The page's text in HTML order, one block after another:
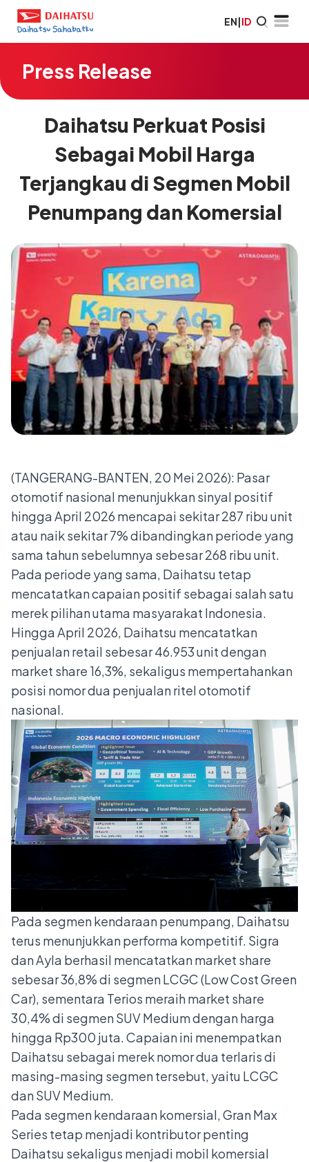
EN|ID
Press Release
Daihatsu Perkuat Posisi
Sebagai Mobil Harga
Terjangkau di Segmen Mobil
Penumpang dan Komersial
(TANGERANG-BANTEN, 20 Mei 2026): Pasar
otomotif nasional menunjukkan sinyal positif
hingga April 2026 mencapai sekitar 287 ribu unit
atau naik sekitar 7% dibandingkan periode yang
sama tahun sebelumnya sebesar 268 ribu unit.
Pada periode yang sama, Daihatsu tetap
mencatatkan capaian positif sebagai salah satu
merek pilihan utama masyarakat Indonesia.
Hingga April 2026, Daihatsu mencatatkan
penjualan retail sebesar 46.953 unit dengan
market share 16,3%, sekaligus mempertahankan
posisi nomor dua penjualan ritel otomotif
nasional.
Pada segmen kendaraan penumpang, Daihatsu
terus menunjukkan performa kompetitif. Sigra
dan Ayla berhasil mencatatkan market share
sebesar 36,8% di segmen LCGC (Low Cost Green
Car), sementara Terios meraih market share
30,4% di segmen SUV Medium dengan harga
hingga Rp300 juta. Capaian ini menempatkan
Daihatsu sebagai merek nomor dua terlaris di
masing-masing segmen tersebut, yaitu LCGC
dan SUV Medium.
Pada segmen kendaraan komersial, Gran Max
Series tetap menjadi kontributor penting
Daihatsu sekaligus menjadi mobil komersial